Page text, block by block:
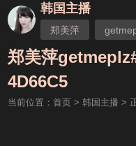
韩国主播
郑美萍
郑美萍
4D66C5
当前位置： 首页> 韩国主播 >
本站大事